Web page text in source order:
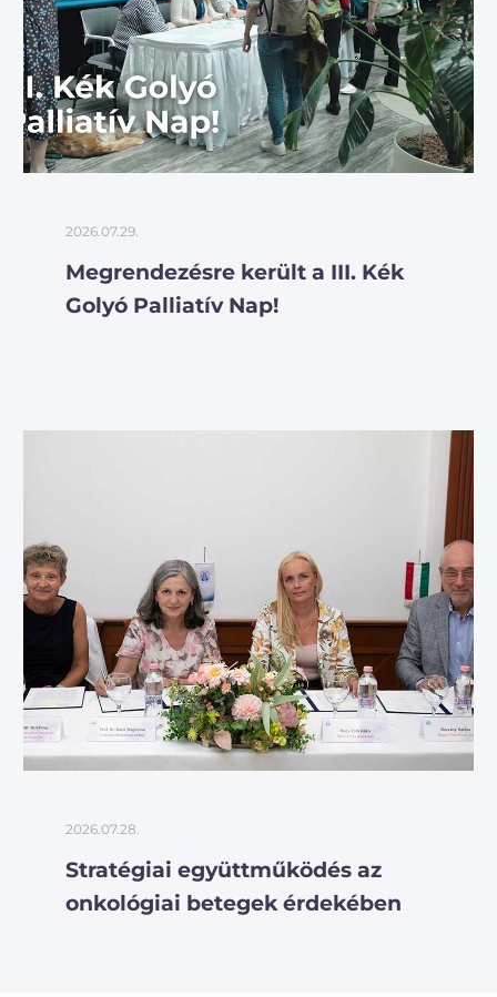
2026.07.29.
Megrendezésre került a III. Kék
Golyó Palliatív Nap!
2026.07.28.
Stratégiai együttműködés az
onkológiai betegek érdekében